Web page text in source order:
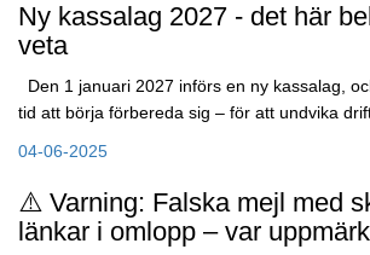
Ny kassalag 2027 - det här
veta
Den 1 januari 2027 införs en ny kassalag,
tid att börja förbereda sig – för att undvika
04-06-2025
⚠️ Varning: Falska mejl med
länkar i omlopp – var